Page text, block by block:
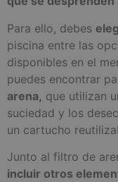
Para ello, debes
piscina entre las
disponibles en el
puedes encontrar
arena, que utilizan
suciedad y los
un cartucho
Junto al filtro de
incluir otros